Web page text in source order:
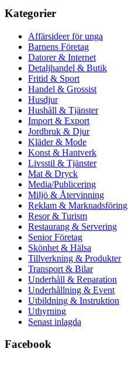
Kategorier
Affärsideer för unga
Barnens Företag
Datorer & Internet
Detaljhandel & Butik
Fritid & Sport
Handel & Grossist
Husdjur
Hushåll & Tjänster
Import & Export
Jordbruk & Djur
Kläder & Mode
Konst & Hantverk
Livsstil & Tjänster
Mat & Dryck
Media/Publicering
Miljö & Återvinning
Reklam & Marknadsföring
Resor & Turism
Restaurang & Servering
Senior Företag
Skönhet & Hälsa
Tillverkning & Produkter
Transport & Bilar
Underhåll & Reparation
Underhållning & Event
Utbildning & Instruktion
Uthyrning
Senast inlagda
Facebook